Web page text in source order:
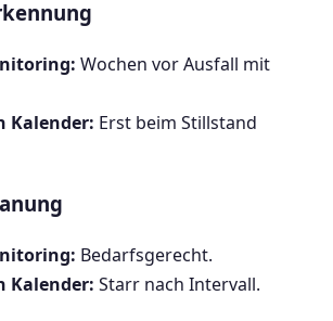
Wochen vor Ausfall mit
Kalender: Erst beim Stillstand
Bedarfsgerecht.
Kalender: Starr nach Intervall.